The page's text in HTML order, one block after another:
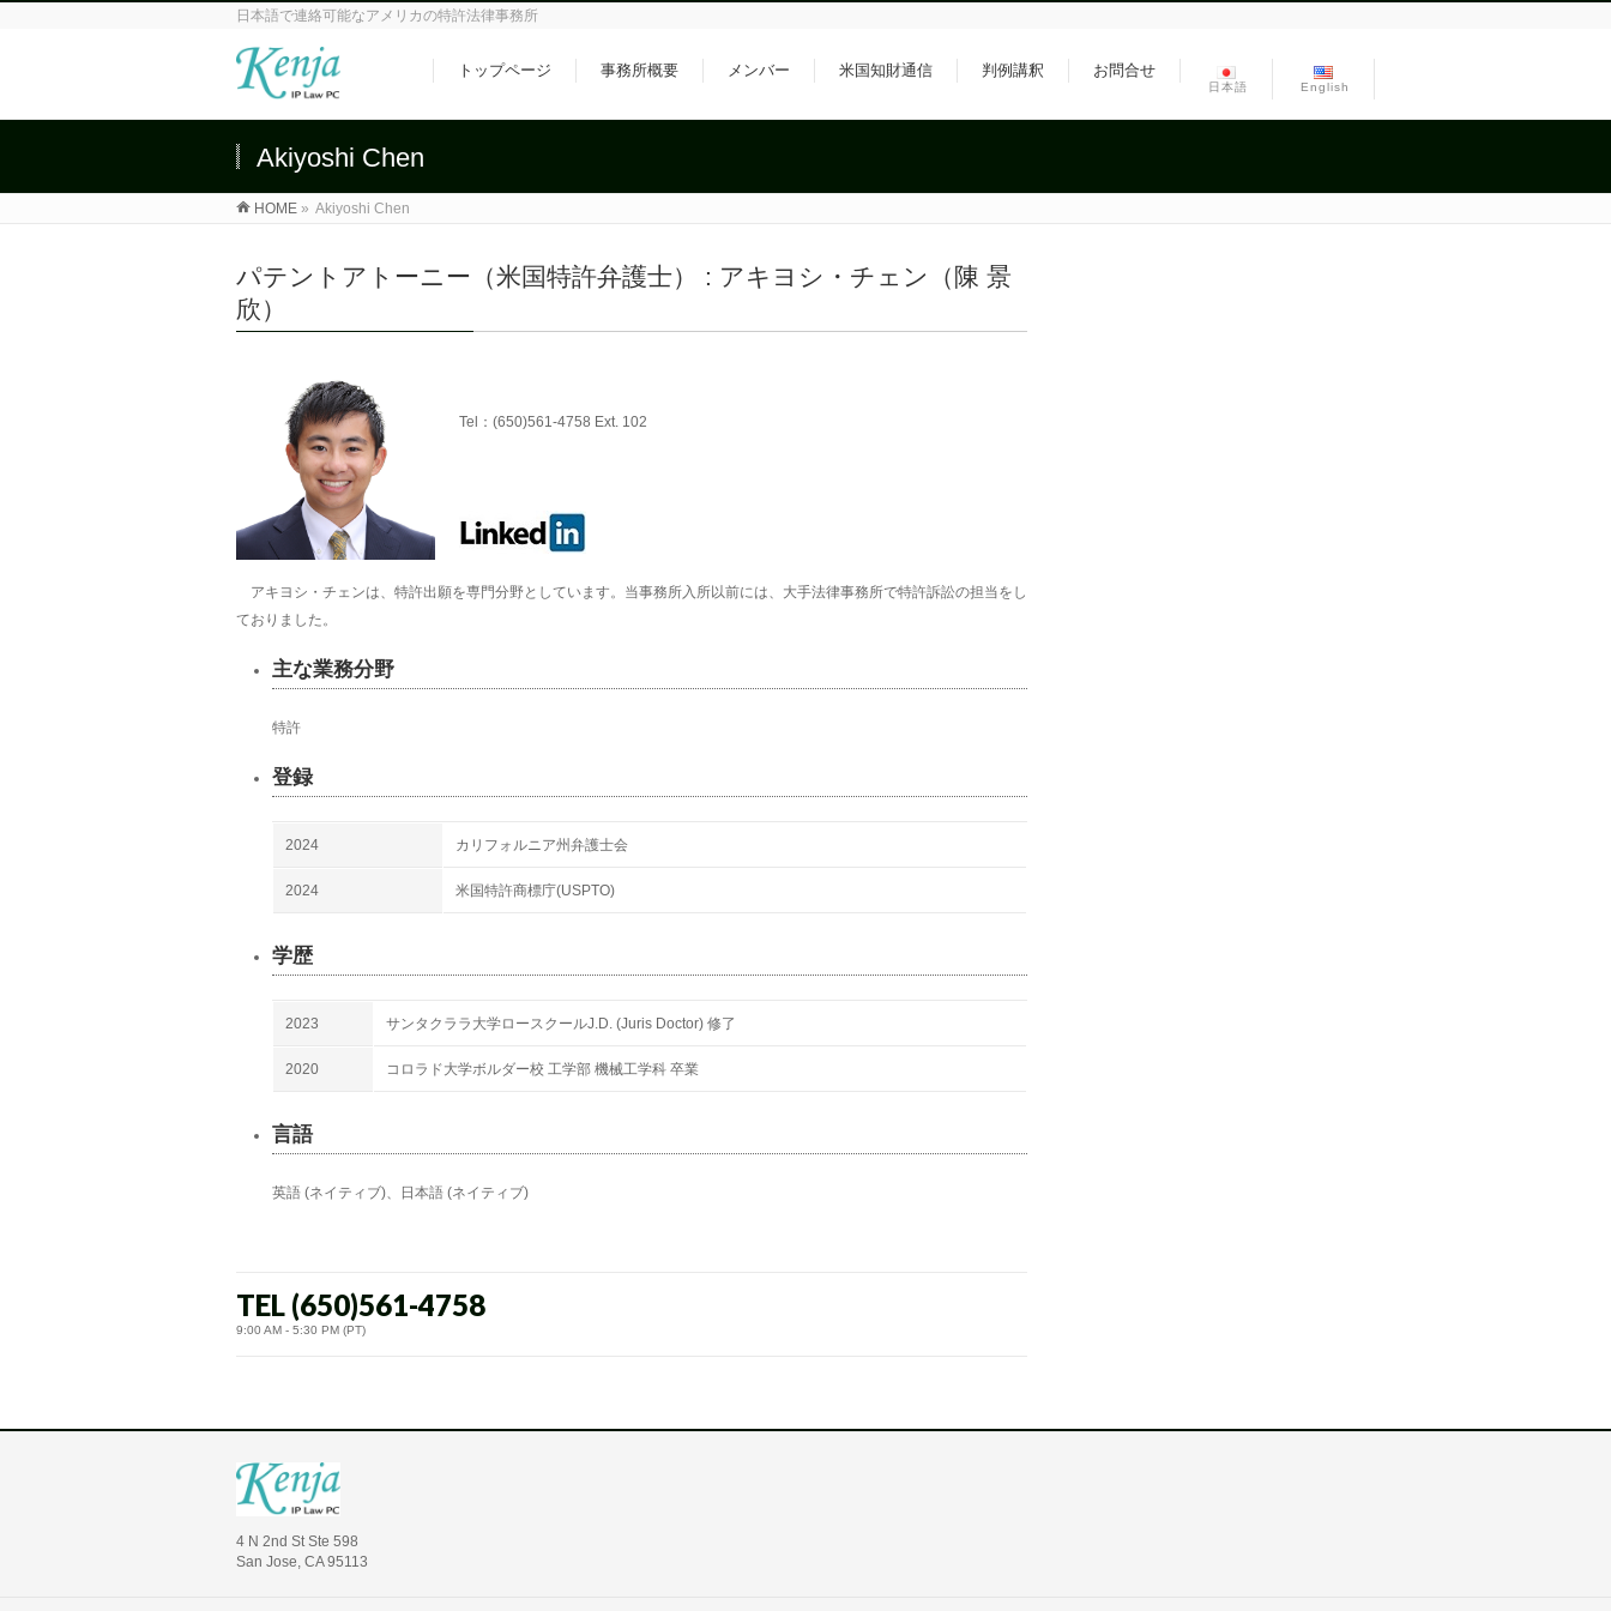
日本語で連絡可能なアメリカの特許法律事務所
トップページ 事務所概要 メンバー 米国知財通信 判例講釈 お問合せ
日本語 English
Akiyoshi Chen
HOME » Akiyoshi Chen
パテントアトーニー（米国特許弁護士） : アキヨシ・チェン（陳 景
欣）
Tel：(650)561-4758 Ext. 102
アキヨシ・チェンは、特許出願を専門分野としています。当事務所入所以前には、大手法律事務所で特許訴訟の担当をし
ておりました。
主な業務分野
特許
登録
2024 カリフォルニア州弁護士会
2024 米国特許商標庁(USPTO)
学歴
2023 サンタクララ大学ロースクールJ.D. (Juris Doctor) 修了
2020 コロラド大学ボルダー校 工学部 機械工学科 卒業
言語
英語 (ネイティブ)、日本語 (ネイティブ)
TEL (650)561-4758
9:00 AM - 5:30 PM (PT)
4 N 2nd St Ste 598
San Jose, CA 95113